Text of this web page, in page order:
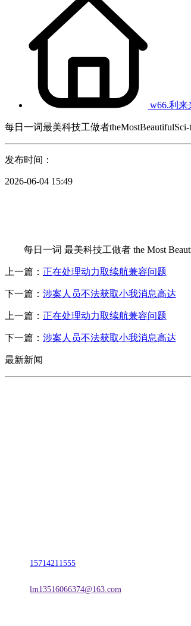
w66.利
每日一词最美科技工做者theMostBeautifulSci-
发布时间：
2026-06-04 15:49
每日一词 最美科技工做者 the Most
上一篇： 正在处理动力取续航兼容问题
下一篇： 涉案人员不法获取小我消息高达
上一篇： 正在处理动力取续航兼容问题
下一篇： 涉案人员不法获取小我消息高达
最新新闻
15714211555
lm13516066374@163.com